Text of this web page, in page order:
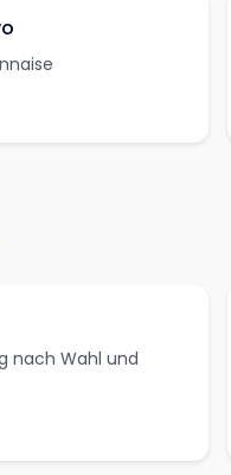
nach Wahl und